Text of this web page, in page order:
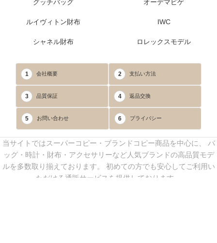
グッチバッグ
ルイヴィトン財布
シャネル財布
オーデマピゲ
IWC
ロレックスモデル
1 会社概要 2 支払い方法
3 品質保証 4 返品交換
5 お問い合わせ 6 プライバシー
当サイトではスーパーコピー・ブランドコピー商品を中心に、 バ
ッグ・時計・財布・アクセサリーなど人気ブランドの高品質モデ
ルを多数取り揃えております。 初めての方でも安心してご利用い
ただける通販サービスを提供しております。